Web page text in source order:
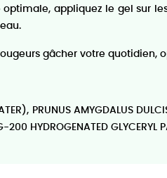
optimale, appliquez le gel sur
gâcher votre quotidien,
PRUNUS AMYGDALUS
200 HYDROGENATED